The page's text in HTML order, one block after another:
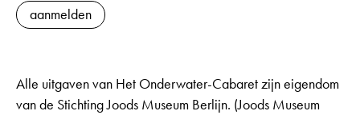
aanmelden
Alle uitgaven van Het Onderwater-Cabaret zijn eigendom
van de Stichting Joods Museum Berlijn. (Joods Museum